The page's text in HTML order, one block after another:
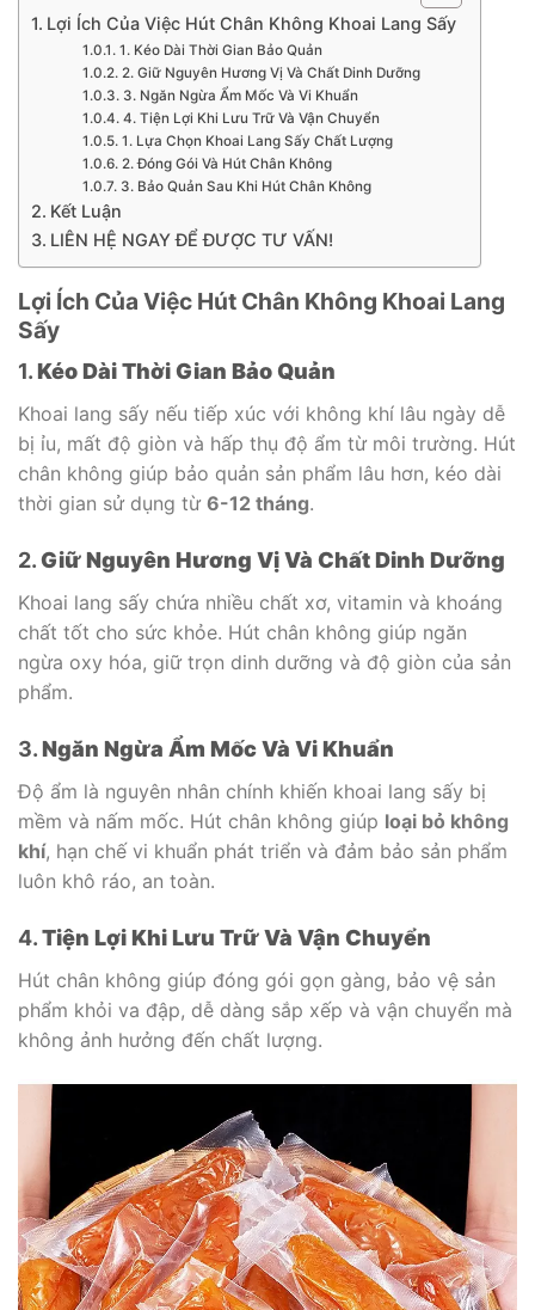
Lợi Ích Của Việc Hút Chân Không Khoai Lang Sấy
1. Kéo Dài Thời Gian Bảo Quản
2. Giữ Nguyên Hương Vị Và Chất Dinh Dưỡng
3. Ngăn Ngừa Ẩm Mốc Và Vi Khuẩn
4. Tiện Lợi Khi Lưu Trữ Và Vận Chuyển
1. Lựa Chọn Khoai Lang Sấy Chất Lượng
2. Đóng Gói Và Hút Chân Không
3. Bảo Quản Sau Khi Hút Chân Không
Kết Luận
LIÊN HỆ NGAY ĐỂ ĐƯỢC TƯ VẤN!
Lợi Ích Của Việc Hút Chân Không Khoai Lang
Sấy
1.Kéo Dài Thời Gian Bảo Quản
Khoai lang sấy nếu tiếp xúc với không khí lâu ngày dễ
bị ỉu, mất độ giòn và hấp thụ độ ẩm từ môi trường. Hút
chân không giúp bảo quản sản phẩm lâu hơn, kéo dài
thời gian sử dụng từ 6-12 tháng.
2.Giữ Nguyên Hương Vị Và Chất Dinh Dưỡng
Khoai lang sấy chứa nhiều chất xơ, vitamin và khoáng
chất tốt cho sức khỏe. Hút chân không giúp ngăn
ngừa oxy hóa, giữ trọn dinh dưỡng và độ giòn của sản
phẩm.
3.Ngăn Ngừa Ẩm Mốc Và Vi Khuẩn
Độ ẩm là nguyên nhân chính khiến khoai lang sấy bị
mềm và nấm mốc. Hút chân không giúp loại bỏ không
khí, hạn chế vi khuẩn phát triển và đảm bảo sản phẩm
luôn khô ráo, an toàn.
4.Tiện Lợi Khi Lưu Trữ Và Vận Chuyển
Hút chân không giúp đóng gói gọn gàng, bảo vệ sản
phẩm khỏi va đập, dễ dàng sắp xếp và vận chuyển mà
không ảnh hưởng đến chất lượng.